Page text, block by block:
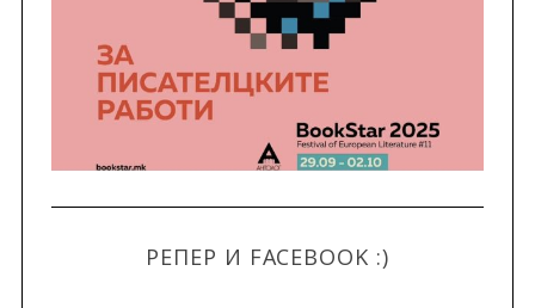
РЕПЕР И FACEBOOK :)